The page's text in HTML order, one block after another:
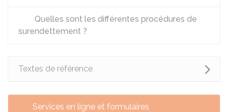
Quelles sont les différentes procédures de
surendettement ?
Textes de référence
Services en ligne et formulaires